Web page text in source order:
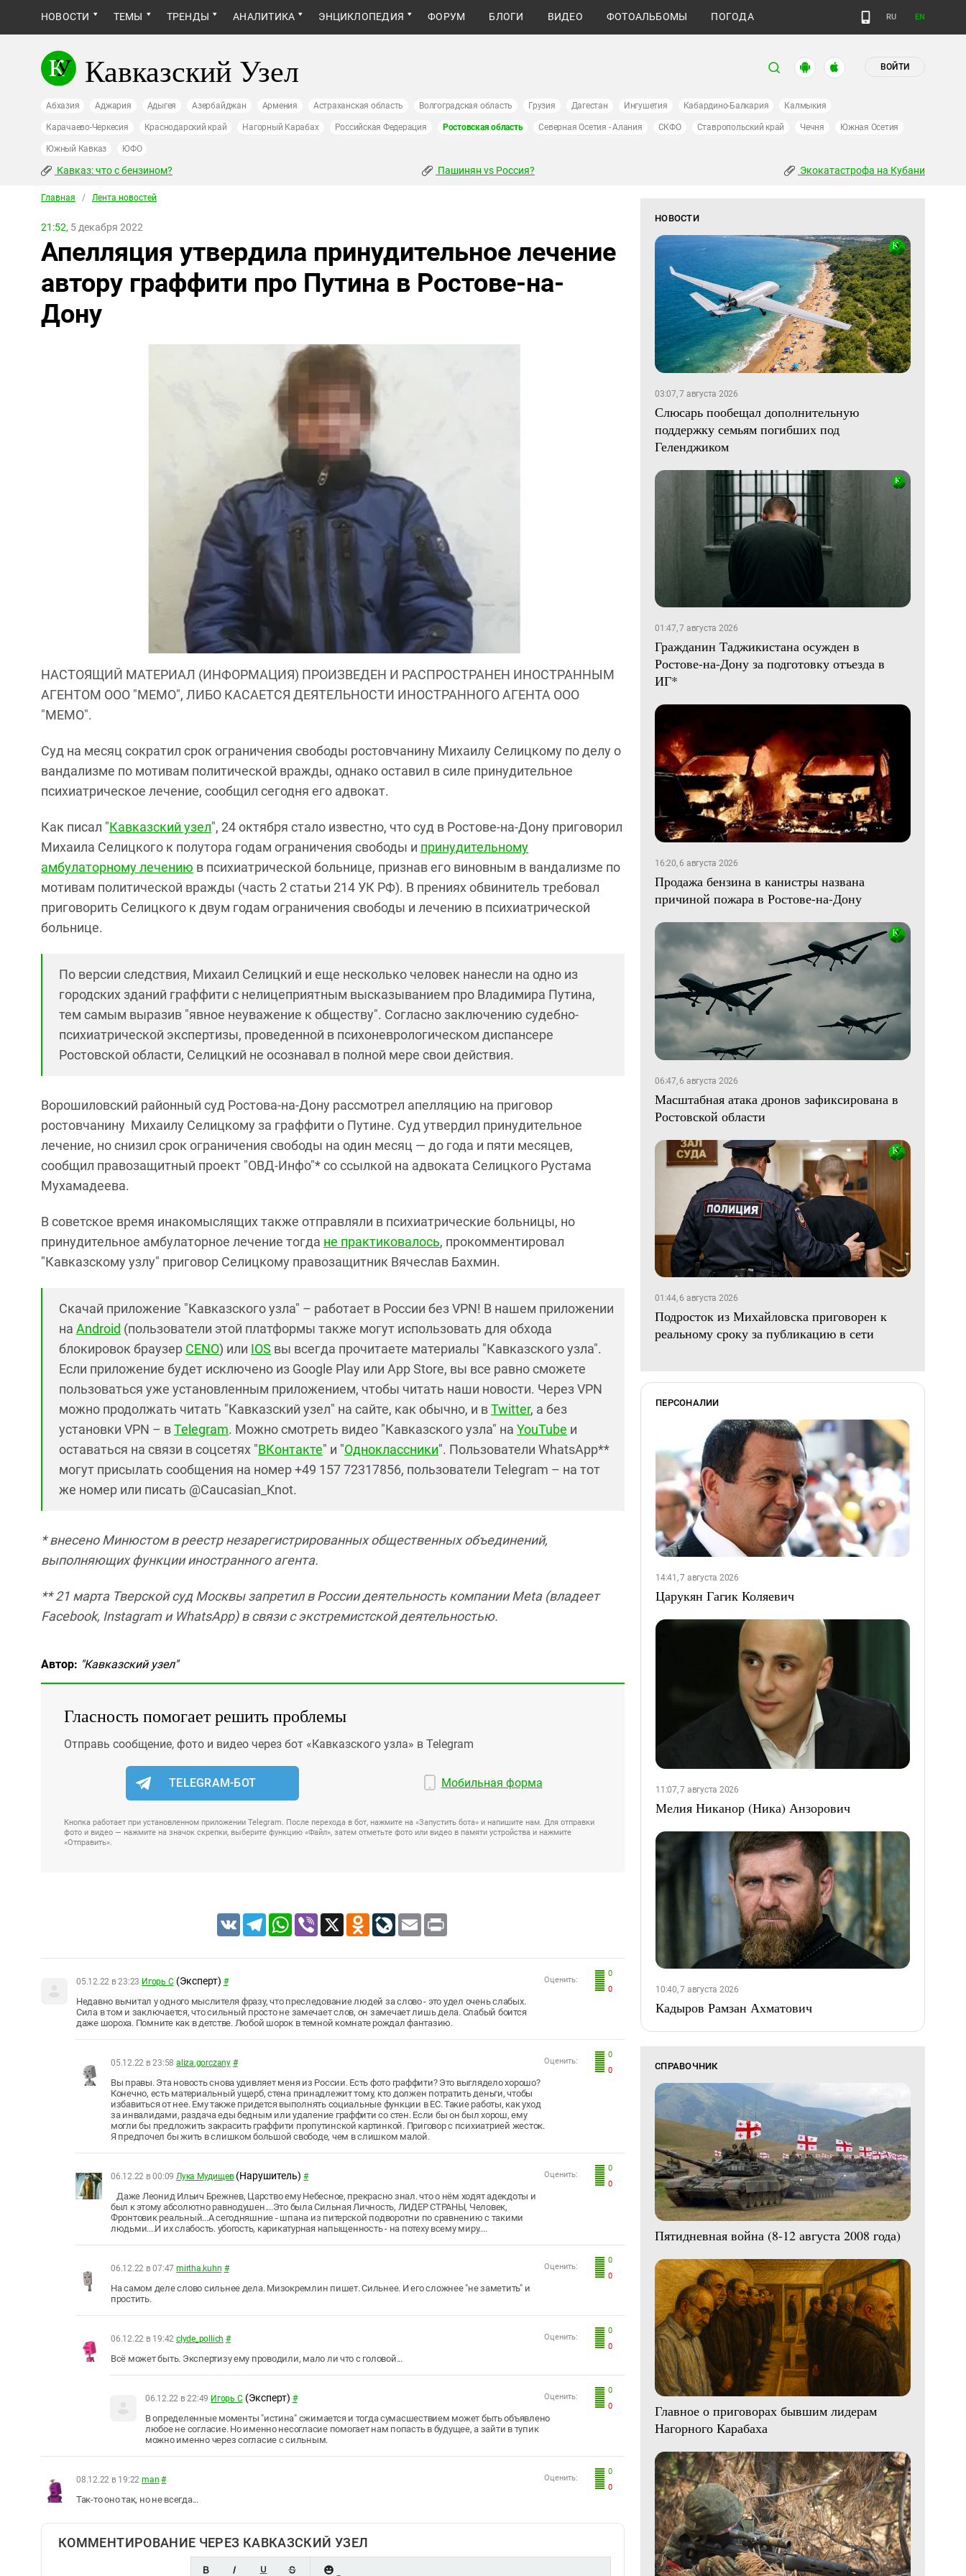
НОВОСТИ ТЕМЫ ТРЕНДЫ АНАЛИТИКА ЭНЦИКЛОПЕДИЯ ФОРУМ БЛОГИ ВИДЕО ФОТОАЛЬБОМЫ ПОГОДА RU EN
Кавказский Узел ВОЙТИ
Абхазия Аджария Адыгея Азербайджан Армения Астраханская область Волгоградская область Грузия Дагестан Ингушетия Кабардино-Балкария Калмыкия
Карачаево-Черкесия Краснодарский край Нагорный Карабах Российская Федерация Ростовская область Северная Осетия - Алания СКФО Ставропольский край Чечня Южная Осетия
Южный Кавказ ЮФО
Кавказ: что с бензином? Пашинян vs Россия? Экокатастрофа на Кубани
Главная / Лента новостей
21:52, 5 декабря 2022
Апелляция утвердила принудительное лечение
автору граффити про Путина в Ростове-на-
Дону
НАСТОЯЩИЙ МАТЕРИАЛ (ИНФОРМАЦИЯ) ПРОИЗВЕДЕН И РАСПРОСТРАНЕН ИНОСТРАННЫМ
АГЕНТОМ ООО "МЕМО", ЛИБО КАСАЕТСЯ ДЕЯТЕЛЬНОСТИ ИНОСТРАННОГО АГЕНТА ООО
"МЕМО".
Суд на месяц сократил срок ограничения свободы ростовчанину Михаилу Селицкому по делу о
вандализме по мотивам политической вражды, однако оставил в силе принудительное
психиатрическое лечение, сообщил сегодня его адвокат.
Как писал "Кавказский узел", 24 октября стало известно, что суд в Ростове-на-Дону приговорил
Михаила Селицкого к полутора годам ограничения свободы и принудительному
амбулаторному лечению в психиатрической больнице, признав его виновным в вандализме по
мотивам политической вражды (часть 2 статьи 214 УК РФ). В прениях обвинитель требовал
приговорить Селицкого к двум годам ограничения свободы и лечению в психиатрической
больнице.
По версии следствия, Михаил Селицкий и еще несколько человек нанесли на одно из
городских зданий граффити с нелицеприятным высказыванием про Владимира Путина,
тем самым выразив "явное неуважение к обществу". Согласно заключению судебно-
психиатрической экспертизы, проведенной в психоневрологическом диспансере
Ростовской области, Селицкий не осознавал в полной мере свои действия.
Ворошиловский районный суд Ростова-на-Дону рассмотрел апелляцию на приговор
ростовчанину Михаилу Селицкому за граффити о Путине. Суд утвердил принудительное
лечение, но снизил срок ограничения свободы на один месяц — до года и пяти месяцев,
сообщил правозащитный проект "ОВД-Инфо"* со ссылкой на адвоката Селицкого Рустама
Мухамадеева.
В советское время инакомыслящих также отправляли в психиатрические больницы, но
принудительное амбулаторное лечение тогда не практиковалось, прокомментировал
"Кавказскому узлу" приговор Селицкому правозащитник Вячеслав Бахмин.
Скачай приложение "Кавказского узла" – работает в России без VPN! В нашем приложении
на Android (пользователи этой платформы также могут использовать для обхода
блокировок браузер CENO) или IOS вы всегда прочитаете материалы "Кавказского узла".
Если приложение будет исключено из Google Play или App Store, вы все равно сможете
пользоваться уже установленным приложением, чтобы читать наши новости. Через VPN
можно продолжать читать "Кавказский узел" на сайте, как обычно, и вTwitter, а без
установки VPN – вTelegram. Можно смотреть видео "Кавказского узла" на YouTube и
оставаться на связи в соцсетях "ВКонтакте" и "Одноклассники". Пользователи WhatsApp**
могут присылать сообщения на номер +49 157 72317856, пользователи Telegram – на тот
же номер или писать @Caucasian_Knot.
* внесено Минюстом в реестр незарегистрированных общественных объединений,
выполняющих функции иностранного агента.
** 21 марта Тверской суд Москвы запретил в России деятельность компании Meta (владеет
Facebook, Instagram и WhatsApp) в связи с экстремистской деятельностью.
Автор: "Кавказский узел"
Гласность помогает решить проблемы
Отправь сообщение, фото и видео через бот «Кавказского узла» в Telegram
TELEGRAM-БОТ Мобильная форма
Кнопка работает при установленном приложении Telegram. После перехода в бот, нажмите на «Запустить бота» и напишите нам. Для отправки
фото и видео — нажмите на значок скрепки, выберите функцию «Файл», затем отметьте фото или видео в памяти устройства и нажмите
«Отправить».
VK TelegramWhatsApp
Viber X Odnoklassniki
LiveJournal
Email
0
0
Оценить:
05.12.22 в 23:23 Игорь С (Эксперт) #
Недавно вычитал у одного мыслителя фразу, что преследование людей за слово - это удел очень слабых.
Сила в том и заключается, что сильный просто не замечает слов, он замечает лишь дела. Слабый боится
даже шороха. Помните как в детстве. Любой шорок в темной комнате рождал фантазию.
0
0
Оценить:
05.12.22 в 23:58 aliza.gorczany #
Вы правы. Эта новость снова удивляет меня из России. Есть фото граффити? Это выглядело хорошо?
Конечно, есть материальный ущерб, стена принадлежит тому, кто должен потратить деньги, чтобы
избавиться от нее. Ему также придется выполнять социальные функции в ЕС. Такие работы, как уход
за инвалидами, раздача еды бедным или удаление граффити со стен. Если бы он был хорош, ему
могли бы предложить закрасить граффити пропутинской картинкой. Приговор с психиатрией жесток.
Я предпочел бы жить в слишком большой свободе, чем в слишком малой.
0
0
Оценить:
06.12.22 в 00:09 Лука Мудищев (Нарушитель) #
Даже Леонид Ильич Брежнев, Царство ему Небесное, прекрасно знал. что о нём ходят адекдоты и
был к этому абсолютно равнодушен....Это была Сильная Личность, ЛИДЕР СТРАНЫ, Человек,
Фронтовик реальный...А сегодняшние - шпана из питерской подворотни по сравнению с такими
людьми....И их слабость. убогость, карикатурная напыщенность - на потеху всему миру....
0
0
Оценить:
06.12.22 в 07:47 mirtha.kuhn #
На самом деле слово сильнее дела. Мизокремлин пишет. Сильнее. И его сложнее "не заметить" и
простить.
0
0
Оценить:
06.12.22 в 19:42 clyde_pollich #
Всё может быть. Экспертизу ему проводили, мало ли что с головой...
0
0
Оценить:
06.12.22 в 22:49 Игорь С (Эксперт) #
В определенные моменты "истина" сжимается и тогда сумасшествием может быть объявлено
любое не согласие. Но именно несогласие помогает нам попасть в будущее, а зайти в тупик
можно именно через согласие с сильным.
0
0
Оценить:
08.12.22 в 19:22 man #
Так-то оно так, но не всегда...
КОММЕНТИРОВАНИЕ ЧЕРЕЗ КАВКАЗСКИЙ УЗЕЛ
НОВОСТИ
03:07, 7 августа 2026
Слюсарь пообещал дополнительную
поддержку семьям погибших под
Геленджиком
01:47, 7 августа 2026
Гражданин Таджикистана осужден в
Ростове-на-Дону за подготовку отъезда в
ИГ*
16:20, 6 августа 2026
Продажа бензина в канистры названа
причиной пожара в Ростове-на-Дону
06:47, 6 августа 2026
Масштабная атака дронов зафиксирована в
Ростовской области
01:44, 6 августа 2026
Подросток из Михайловска приговорен к
реальному сроку за публикацию в сети
ПЕРСОНАЛИИ
14:41, 7 августа 2026
Царукян Гагик Коляевич
11:07, 7 августа 2026
Мелия Никанор (Ника) Анзорович
10:40, 7 августа 2026
Кадыров Рамзан Ахматович
СПРАВОЧНИК
Пятидневная война (8-12 августа 2008 года)
Главное о приговорах бывшим лидерам
Нагорного Карабаха